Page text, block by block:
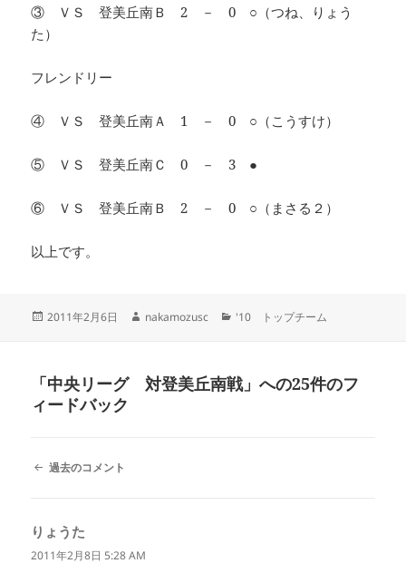
③ ＶＳ 登美丘南Ｂ 2 － 0 ○（つね、りょう
た）
フレンドリー
④ ＶＳ 登美丘南Ａ 1 － 0 ○（こうすけ）
⑤ ＶＳ 登美丘南Ｃ 0 － 3 ●
⑥ ＶＳ 登美丘南Ｂ 2 － 0 ○（まさる２）
以上です。
投
2011年2月6日
作
nakamozusc
カ
ー
'10 トップチーム
「中央リーグ 対登美丘南戦」への25件のフ
ィードバック
コ
ナ
ビ
ゲ
過去のコメント
りょうた
り:
2011年2月8日 5:28 AM